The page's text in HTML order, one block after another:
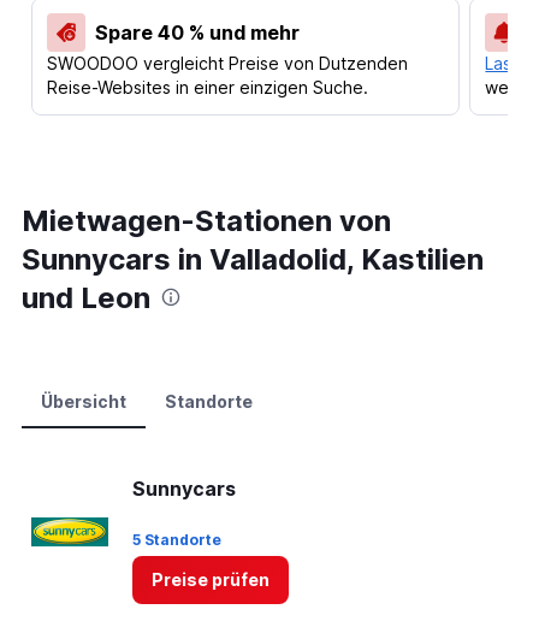
Spare 40 % und mehr
SWOODOO vergleicht Preise von Dutzenden
Reise-Websites in einer einzigen Suche.
Lass
Mietwagen-Stationen von
Sunnycars in Valladolid, Kastilien
und Leon
Übersicht Standorte
Sunnycars
5 Standorte
Preise prüfen